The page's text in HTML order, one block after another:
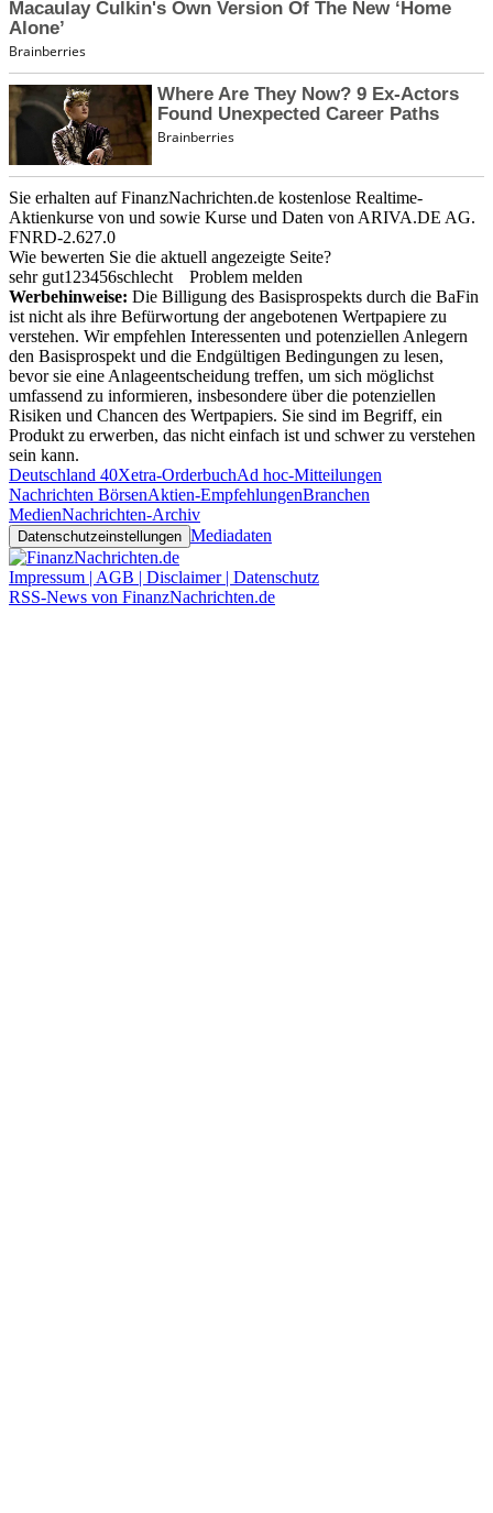
Sie erhalten auf FinanzNachrichten.de kostenlose Realtime-
Aktienkurse von und sowie Kurse und Daten von ARIVA.DE AG.
FNRD-2.627.0
Wie bewerten Sie die aktuell angezeigte Seite?
sehr gut1 23456schlecht
Problem melden
Werbehinweise: Die Billigung des Basisprospekts durch die BaFin
ist nicht als ihre Befürwortung der angebotenen Wertpapiere zu
verstehen. Wir empfehlen Interessenten und potenziellen Anlegern
den Basisprospekt und die Endgültigen Bedingungen zu lesen,
bevor sie eine Anlageentscheidung treffen, um sich möglichst
umfassend zu informieren, insbesondere über die potenziellen
Risiken und Chancen des Wertpapiers. Sie sind im Begriff, ein
Produkt zu erwerben, das nicht einfach ist und schwer zu verstehen
sein kann.
Deutschland 40Xetra-OrderbuchAd hoc-Mitteilungen
Nachrichten BörsenAktien-EmpfehlungenBranchen
MedienNachrichten-Archiv
Datenschutzeinstellungen Mediadaten
Impressum | AGB | Disclaimer | Datenschutz
RSS-News von FinanzNachrichten.de